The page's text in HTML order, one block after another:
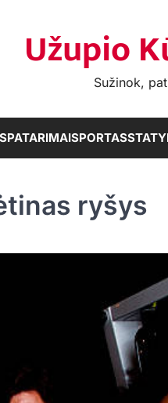
Užupio
Sužinok,
PATARIMAISPORTAS
ryšys